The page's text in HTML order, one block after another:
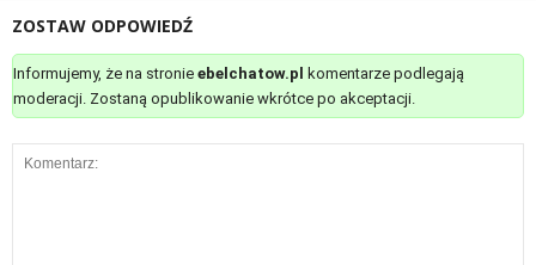
ZOSTAW ODPOWIEDŹ
Informujemy, że na stronie ebelchatow.pl
komentarze podlegają
moderacji. Zostaną opublikowanie wkrótce po akceptacji.